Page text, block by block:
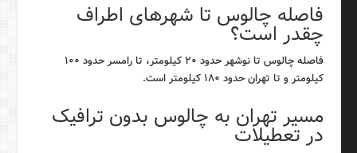
فاصله چالوس تا شهرهای اطراف
چقدر است؟
فاصله چالوس تا نوشهر حدود ۲۰ کیلومتر، تا رامسر حدود ۱۰۰
کیلومتر و تا تهران حدود ۱۸۰ کیلومتر است.
مسیر تهران به چالوس بدون ترافیک
در تعطیلات